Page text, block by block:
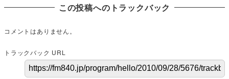
この投稿へのトラックバック
コメントはありません。
トラックバック URL